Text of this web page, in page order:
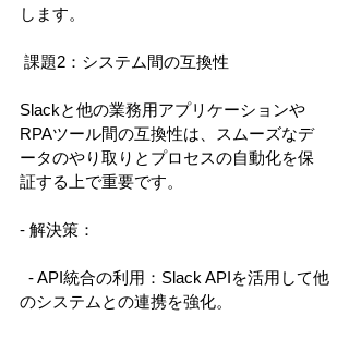
します。
課題2：システム間の互換性
Slackと他の業務用アプリケーションや
RPAツール間の互換性は、スムーズなデ
ータのやり取りとプロセスの自動化を保
証する上で重要です。
- 解決策：
- API統合の利用：Slack APIを活用して他
のシステムとの連携を強化。